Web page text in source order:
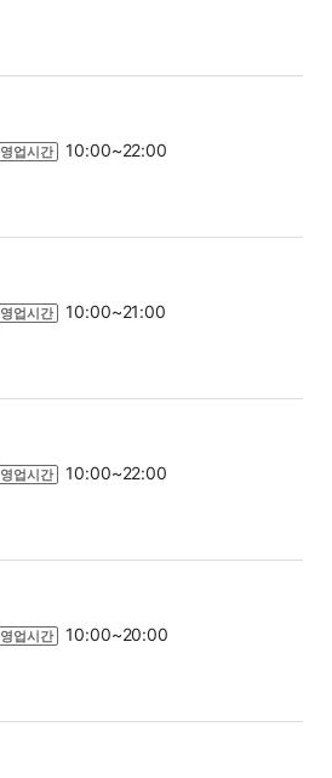
영업시간 10:00~22:00
영업시간 10:00~21:00
영업시간 10:00~22:00
영업시간 10:00~20:00